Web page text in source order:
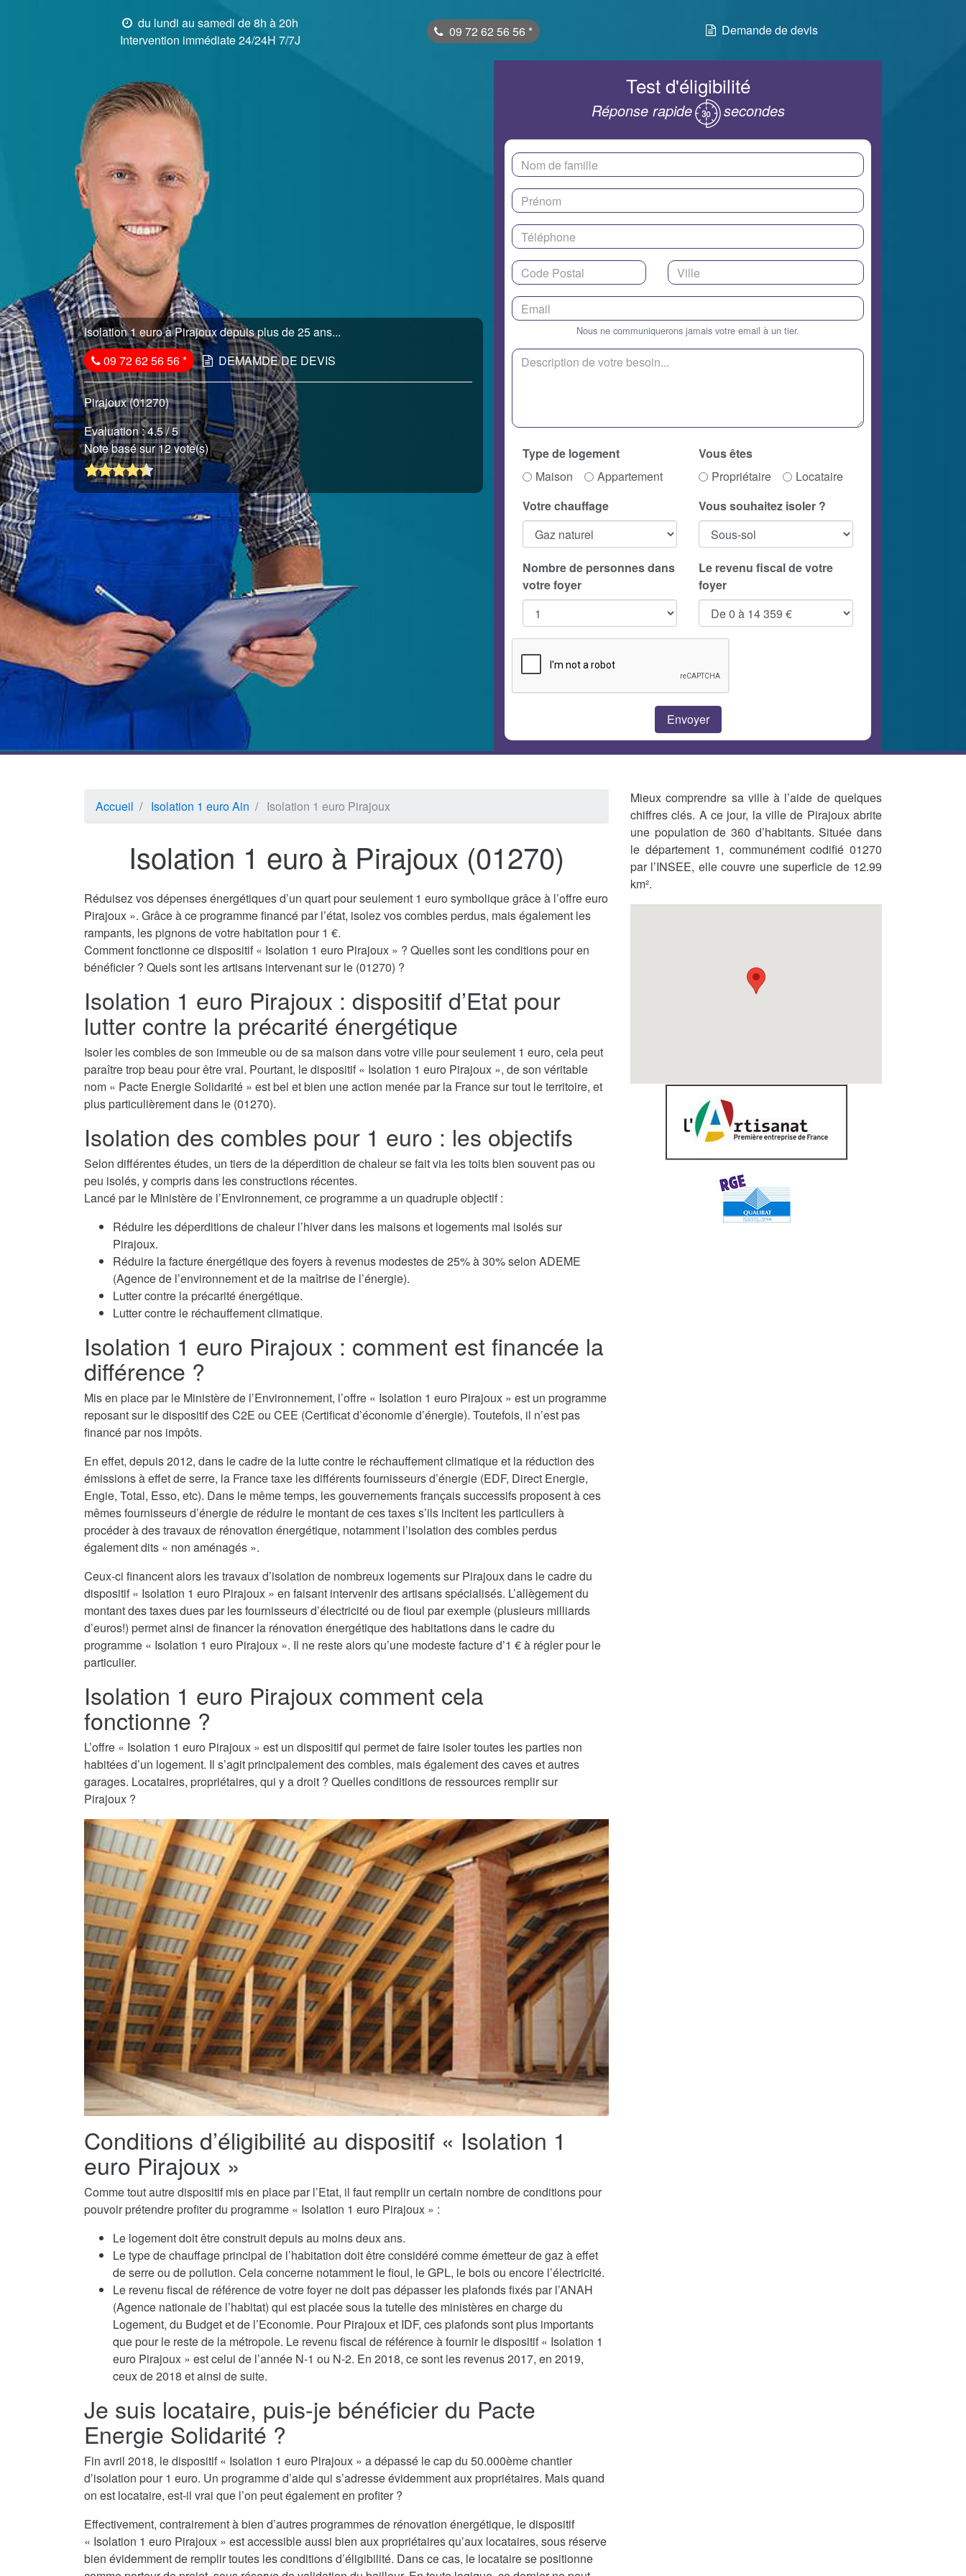
du lundi au samedi de 8h à 20h
Intervention immédiate 24/24H 7/7J
09 72 62 56 56 * Demande de devis
Isolation 1 euro à Pirajoux depuis plus de 25 ans...
09 72 62 56 56* DEMAMDE DE DEVIS
Pirajoux (01270)
Evaluation :4.5/ 5
Note basé sur 12 vote(s)
Test d'éligibilité
Réponse rapide secondes
Nous ne communiquerons jamais votre email à un tier.
Type de logement
Maison
Appartement
Vous êtes
Propriétaire
Locataire
Votre chauffage
Vous souhaitez isoler ?
Nombre de personnes dans
votre foyer
Le revenu fiscal de votre
foyer
Accueil Isolation 1 euro Ain Isolation 1 euro Pirajoux
Isolation 1 euro à Pirajoux (01270)
Réduisez vos dépenses énergétiques d’un quart pour seulement 1 euro symbolique grâce à l’offre euro
Pirajoux ». Grâce à ce programme financé par l’état, isolez vos combles perdus, mais également les
rampants, les pignons de votre habitation pour 1 €.
Comment fonctionne ce dispositif « Isolation 1 euro Pirajoux » ? Quelles sont les conditions pour en
bénéficier ? Quels sont les artisans intervenant sur le (01270) ?
Isolation 1 euro Pirajoux : dispositif d’Etat pour
lutter contre la précarité énergétique
Isoler les combles de son immeuble ou de sa maison dans votre ville pour seulement 1 euro, cela peut
paraître trop beau pour être vrai. Pourtant, le dispositif « Isolation 1 euro Pirajoux », de son véritable
nom « Pacte Energie Solidarité » est bel et bien une action menée par la France sur tout le territoire, et
plus particulièrement dans le (01270).
Isolation des combles pour 1 euro : les objectifs
Selon différentes études, un tiers de la déperdition de chaleur se fait via les toits bien souvent pas ou
peu isolés, y compris dans les constructions récentes.
Lancé par le Ministère de l’Environnement, ce programme a un quadruple objectif :
Réduire les déperditions de chaleur l’hiver dans les maisons et logements mal isolés sur
Pirajoux.
Réduire la facture énergétique des foyers à revenus modestes de 25% à 30% selon ADEME
(Agence de l’environnement et de la maîtrise de l’énergie).
Lutter contre la précarité énergétique.
Lutter contre le réchauffement climatique.
Isolation 1 euro Pirajoux : comment est financée la
différence ?
Mis en place par le Ministère de l’Environnement, l’offre « Isolation 1 euro Pirajoux » est un programme
reposant sur le dispositif des C2E ou CEE (Certificat d’économie d’énergie). Toutefois, il n’est pas
financé par nos impôts.
En effet, depuis 2012, dans le cadre de la lutte contre le réchauffement climatique et la réduction des
émissions à effet de serre, la France taxe les différents fournisseurs d’énergie (EDF, Direct Energie,
Engie, Total, Esso, etc). Dans le même temps, les gouvernements français successifs proposent à ces
mêmes fournisseurs d’énergie de réduire le montant de ces taxes s’ils incitent les particuliers à
procéder à des travaux de rénovation énergétique, notamment l’isolation des combles perdus
également dits « non aménagés ».
Ceux-ci financent alors les travaux d’isolation de nombreux logements sur Pirajoux dans le cadre du
dispositif « Isolation 1 euro Pirajoux » en faisant intervenir des artisans spécialisés. L’allègement du
montant des taxes dues par les fournisseurs d’électricité ou de fioul par exemple (plusieurs milliards
d’euros!) permet ainsi de financer la rénovation énergétique des habitations dans le cadre du
programme « Isolation 1 euro Pirajoux ». Il ne reste alors qu’une modeste facture d’1 € à régler pour le
particulier.
Isolation 1 euro Pirajoux comment cela
fonctionne ?
L’offre « Isolation 1 euro Pirajoux » est un dispositif qui permet de faire isoler toutes les parties non
habitées d’un logement. Il s’agit principalement des combles, mais également des caves et autres
garages. Locataires, propriétaires, qui y a droit ? Quelles conditions de ressources remplir sur
Pirajoux ?
Conditions d’éligibilité au dispositif « Isolation 1
euro Pirajoux »
Comme tout autre dispositif mis en place par l’Etat, il faut remplir un certain nombre de conditions pour
pouvoir prétendre profiter du programme « Isolation 1 euro Pirajoux » :
Le logement doit être construit depuis au moins deux ans.
Le type de chauffage principal de l’habitation doit être considéré comme émetteur de gaz à effet
de serre ou de pollution. Cela concerne notamment le fioul, le GPL, le bois ou encore l’électricité.
Le revenu fiscal de référence de votre foyer ne doit pas dépasser les plafonds fixés par l’ANAH
(Agence nationale de l’habitat) qui est placée sous la tutelle des ministères en charge du
Logement, du Budget et de l’Economie. Pour Pirajoux et IDF, ces plafonds sont plus importants
que pour le reste de la métropole. Le revenu fiscal de référence à fournir le dispositif « Isolation 1
euro Pirajoux » est celui de l’année N-1 ou N-2. En 2018, ce sont les revenus 2017, en 2019,
ceux de 2018 et ainsi de suite.
Je suis locataire, puis-je bénéficier du Pacte
Energie Solidarité ?
Fin avril 2018, le dispositif « Isolation 1 euro Pirajoux » a dépassé le cap du 50.000ème chantier
d’isolation pour 1 euro. Un programme d’aide qui s’adresse évidemment aux propriétaires. Mais quand
on est locataire, est-il vrai que l’on peut également en profiter ?
Effectivement, contrairement à bien d’autres programmes de rénovation énergétique, le dispositif
« Isolation 1 euro Pirajoux » est accessible aussi bien aux propriétaires qu’aux locataires, sous réserve
bien évidemment de remplir toutes les conditions d’éligibilité. Dans ce cas, le locataire se positionne
Mieux comprendre sa ville à l’aide de quelques
chiffres clés. A ce jour, la ville de Pirajoux abrite
une population de 360 d’habitants. Située dans
le département 1, communément codifié 01270
par l’INSEE, elle couvre une superficie de 12.99
km².